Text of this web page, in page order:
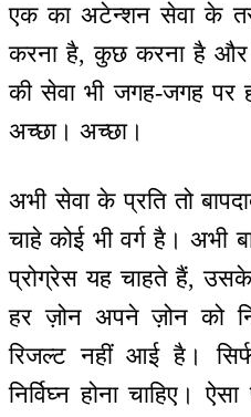
एक का अटेन्शन सेवा के
करना है, कुछ करना है और
की सेवा भी जगह-जगह पर
अच्छा। अच्छा।
अभी सेवा के प्रति तो
चाहे कोई भी वर्ग है। अभी
प्रोग्रेस यह चाहते हैं, उसके
हर ज़ोन अपने ज़ोन को
रिजल्ट नहीं आई है।
निर्विघ्न होना चाहिए।